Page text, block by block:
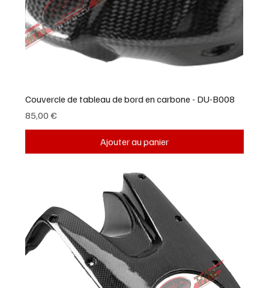
Couvercle de tableau de bord en carbone - DU-B008
Prix
85,00 €
Ajouter au panier